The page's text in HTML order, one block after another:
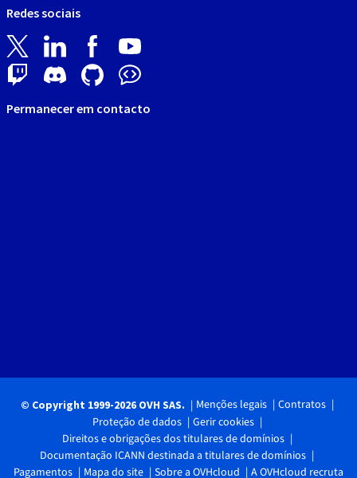
Redes sociais
Permanecer em contacto
© Copyright 1999-2026 OVH SAS. Menções legais
Contratos
Proteção de dados
Gerir cookies
Direitos e obrigações dos titulares de domínios
Documentação ICANN destinada a titulares de domínios
Pagamentos
Mapa do site Sobre a OVHcloud A OVHcloud recruta